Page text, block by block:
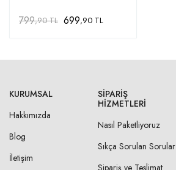
799,90 TL 699,90 TL
KURUMSAL
Hakkımızda
Blog
İletişim
SIPARIŞ
HIZMETLERI
Nasıl Paketliyoruz
Sıkça Sorulan Sorular